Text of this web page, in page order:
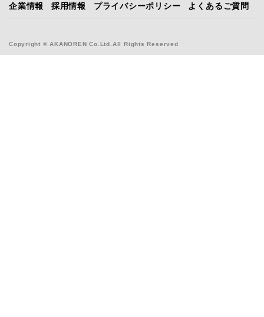
Copyright © AKANOREN Co.Ltd.All Rights Reserved
企業情報 採用情報 プライバシーポリシー よくあるご質問